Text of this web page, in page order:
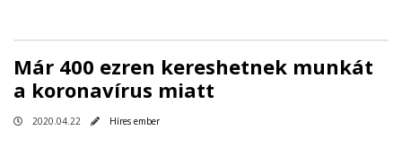
Már 400 ezren kereshetnek munkát
a koronavírus miatt
2020.04.22 Híres ember